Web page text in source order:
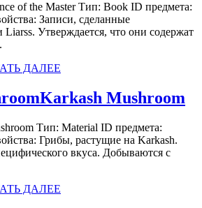
of the Master Тип: Book ID предмета:
Записи, сделанные
Liarss. Утверждается, что они содержат
ДАЛЕЕ
Karkash Mushroom
Тип: Material ID предмета:
Грибы, растущие на Karkash.
вкуса. Добываются с
ДАЛЕЕ